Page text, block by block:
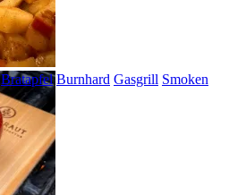
Bratapfel Burnhard Gasgrill Smoken